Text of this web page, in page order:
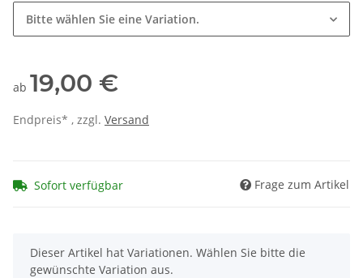
Bitte wählen Sie eine Variation.
ab 19,00 €
Endpreis* , zzgl. Versand
Sofort verfügbar Frage zum Artikel
x
Dieser Artikel hat Variationen. Wählen Sie bitte die
gewünschte Variation aus.